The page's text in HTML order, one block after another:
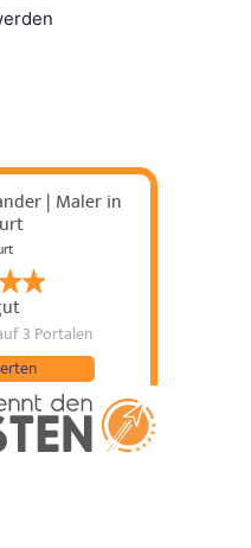
| Maler in
3 Portalen
Malermeister
Alexander | Maler in